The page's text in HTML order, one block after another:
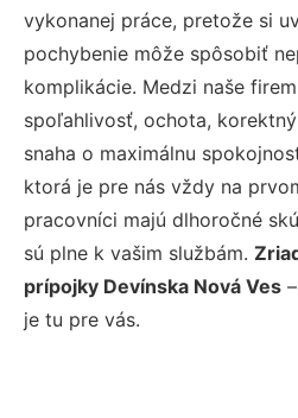
vykonanej práce, pretože si
pochybenie môže spôsobiť
komplikácie. Medzi naše
spoľahlivosť, ochota,
snaha o maximálnu
ktorá je pre nás vždy na
pracovníci majú dlhoročné
sú plne k vašim službám.
prípojky Devínska Nová Ves
je tu pre vás.